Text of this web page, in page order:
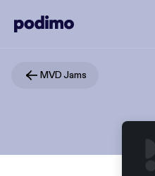
MVD Jams